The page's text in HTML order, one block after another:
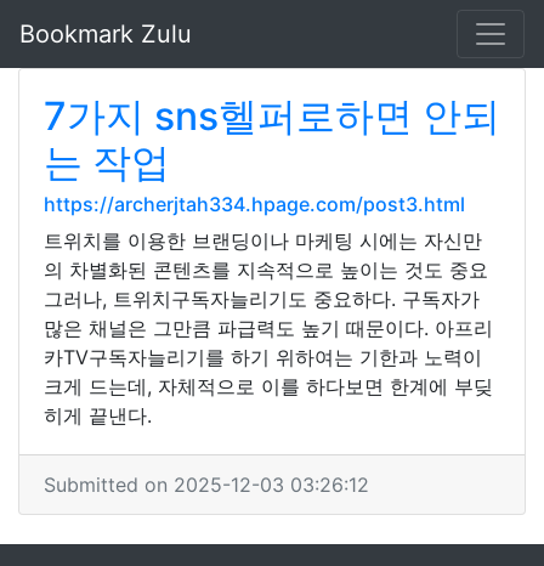
Bookmark Zulu
7가지 sns헬퍼로하면 안되
는 작업
https://archerjtah334.hpage.com/post3.html
트위치를 이용한 브랜딩이나 마케팅 시에는 자신만
의 차별화된 콘텐츠를 지속적으로 높이는 것도 중요
그러나, 트위치구독자늘리기도 중요하다. 구독자가
많은 채널은 그만큼 파급력도 높기 때문이다. 아프리
카TV구독자늘리기를 하기 위하여는 기한과 노력이
크게 드는데, 자체적으로 이를 하다보면 한계에 부딪
히게 끝낸다.
Submitted on 2025-12-03 03:26:12